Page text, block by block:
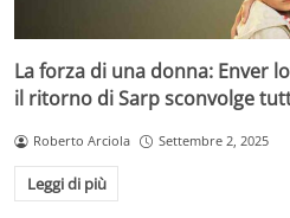
La forza di una donna: Enver
il ritorno di Sarp sconvolge
Roberto Arciola Settembre 2, 2025
Leggi di più